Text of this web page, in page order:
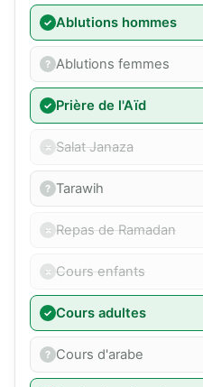
Ablutions hommes
Ablutions femmes
Prière de l'Aïd
Salat Janaza
Tarawih
Repas de Ramadan
Cours enfants
Cours adultes
Cours d'arabe